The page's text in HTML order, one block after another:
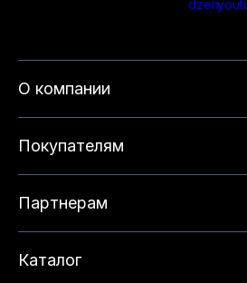
О компании
Покупателям
Партнерам
Каталог